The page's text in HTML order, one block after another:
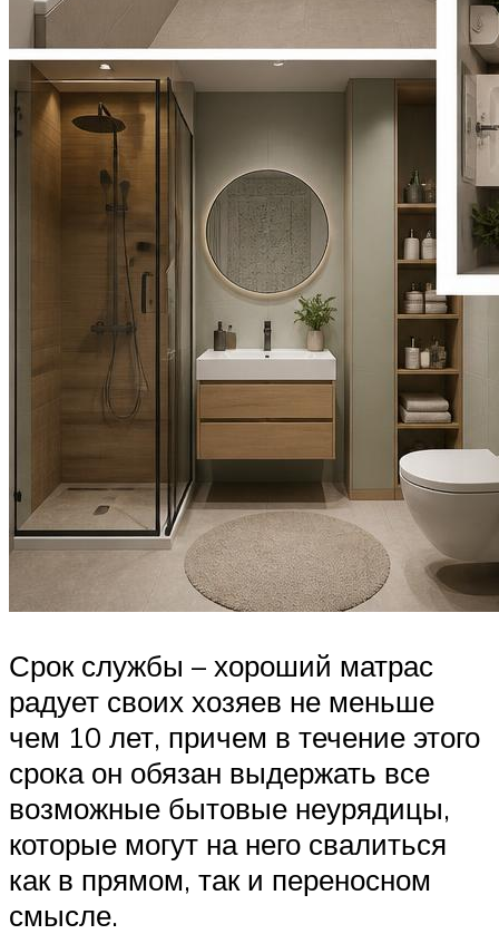
Срок службы – хороший матрас
радует своих хозяев не меньше
чем 10 лет, причем в течение этого
срока он обязан выдержать все
возможные бытовые неурядицы,
которые могут на него свалиться
как в прямом, так и переносном
смысле.